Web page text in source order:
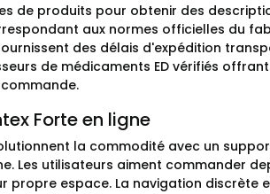
de produits pour obtenir des
aux normes officielles du
des délais d'expédition
de médicaments ED vérifiés
Forte en ligne
la commodité avec un
Les utilisateurs aiment commander
espace. La navigation discrète